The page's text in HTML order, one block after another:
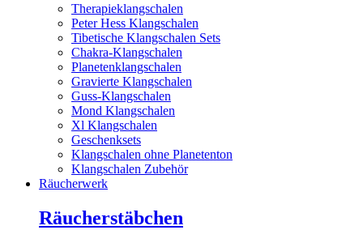
Therapieklangschalen
Peter Hess Klangschalen
Tibetische Klangschalen Sets
Chakra-Klangschalen
Planetenklangschalen
Gravierte Klangschalen
Guss-Klangschalen
Mond Klangschalen
Xl Klangschalen
Geschenksets
Klangschalen ohne Planetenton
Klangschalen Zubehör
Räucherwerk
Räucherstäbchen